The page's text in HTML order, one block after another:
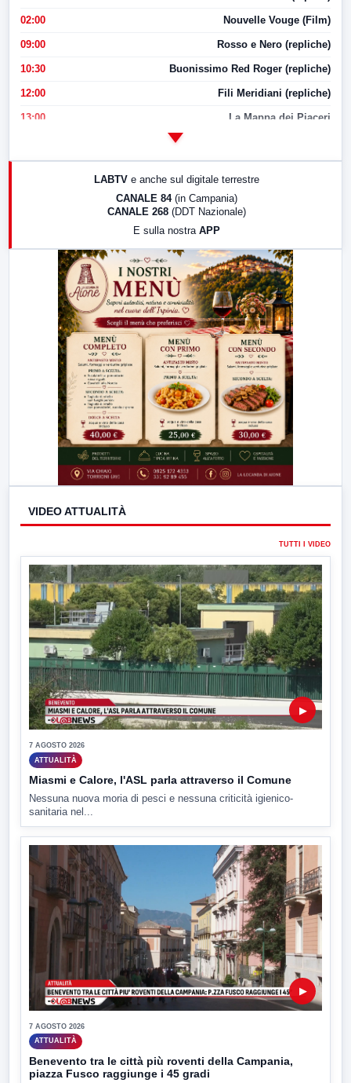
02:00 Nouvelle Vouge (Film)
09:00 Rosso e Nero (repliche)
10:30 Buonissimo Red Roger (repliche)
12:00 Fili Meridiani (repliche)
13:00 La Mappa dei Piaceri
LabNews (replica)
LABTV e anche sul digitale terrestre
CANALE 84 (in Campania)
CANALE 268 (DDT Nazionale)
E sulla nostra APP
VIDEO ATTUALITÀ
TUTTI I VIDEO
▶
7 AGOSTO 2026
ATTUALITÀ
Miasmi e Calore, l'ASL parla attraverso il Comune
Nessuna nuova moria di pesci e nessuna criticità igienico-
sanitaria nel...
▶
7 AGOSTO 2026
ATTUALITÀ
Benevento tra le città più roventi della Campania,
piazza Fusco raggiunge i 45 gradi